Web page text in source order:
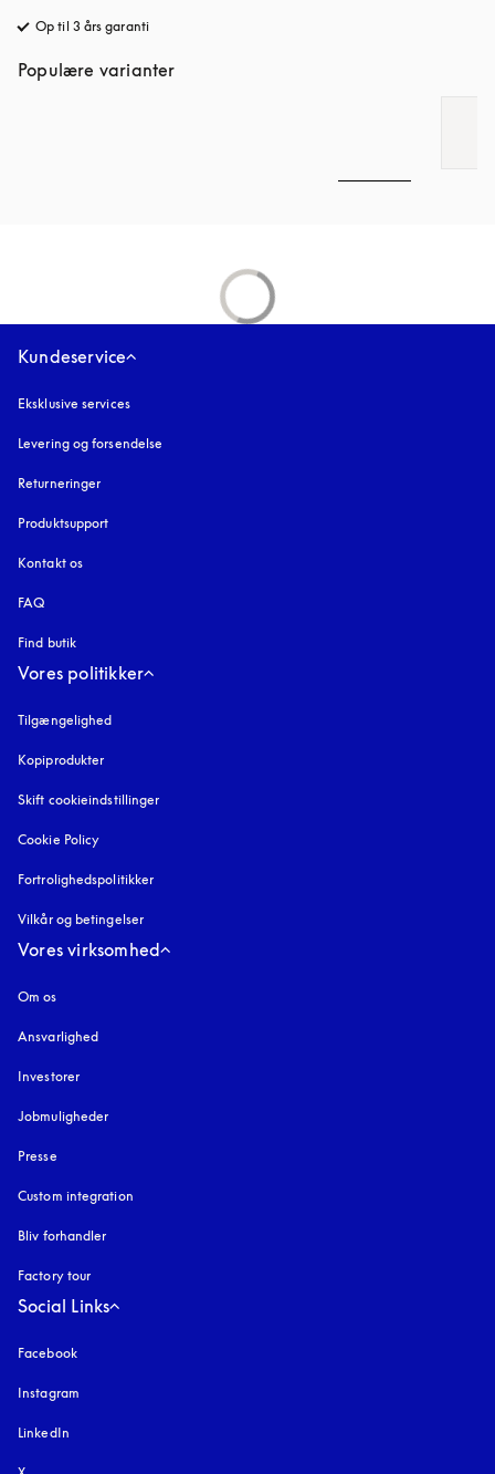
Op til 3 års garanti
Populære varianter
Kundeservice
Eksklusive services
Levering og forsendelse
Returneringer
Produktsupport
Kontakt os
FAQ
Find butik
Vores politikker
Tilgængelighed
Kopiprodukter
Skift cookieindstillinger
Cookie Policy
Fortrolighedspolitikker
Vilkår og betingelser
Vores virksomhed
Om os
Ansvarlighed
Investorer
Jobmuligheder
Presse
Custom integration
Bliv forhandler
Factory tour
Social Links
Facebook
Instagram
LinkedIn